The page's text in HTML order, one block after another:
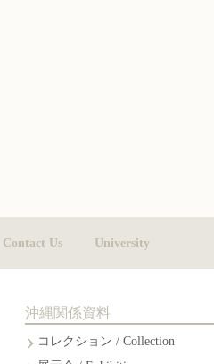
Contact Us University
沖縄関係資料
コレクション / Collection